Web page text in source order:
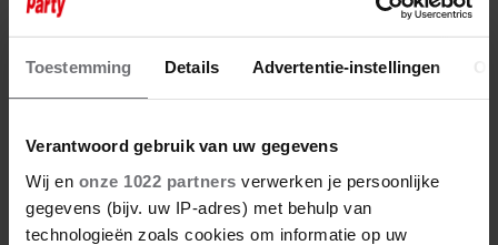
Toestemming Details Advertentie-instellingen
Verantwoord gebruik van uw gegevens
Wij en onze 1022 partners verwerken je persoonlijke
gegevens (bijv. uw IP-adres) met behulp van
technologieën zoals cookies om informatie op uw